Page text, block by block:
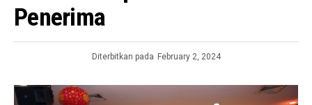
Penerima
Diterbitkan pada February 2, 2024